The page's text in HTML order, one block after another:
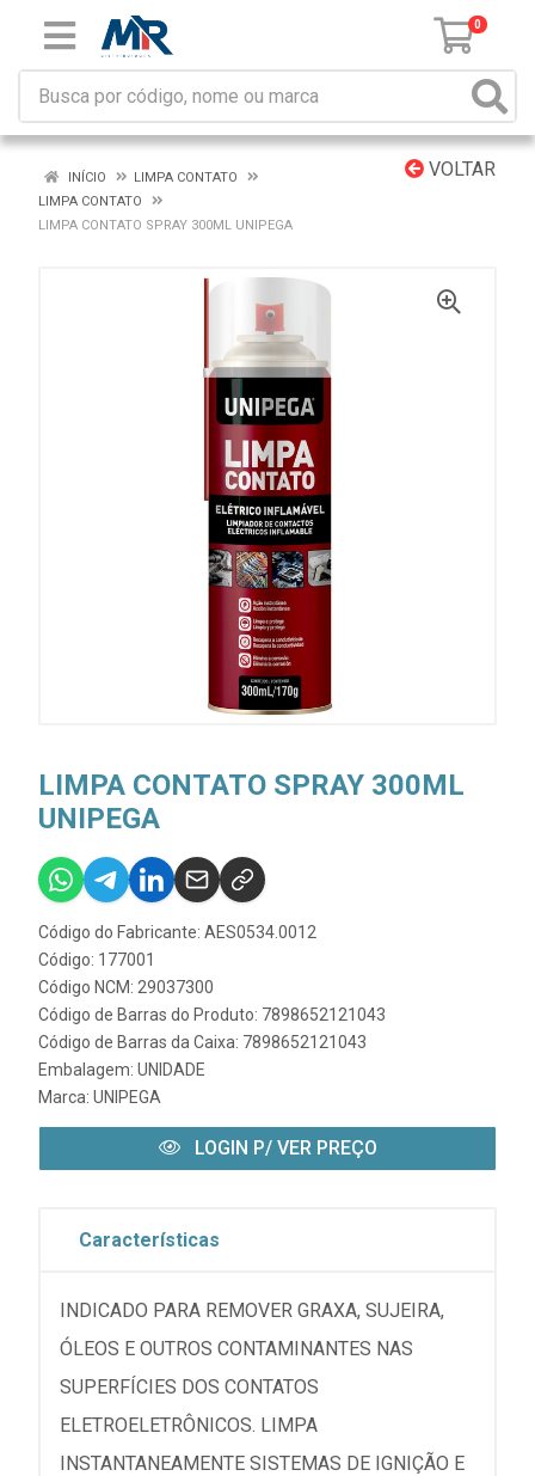
0
VOLTAR
INÍCIO
LIMPA CONTATO
LIMPA CONTATO
LIMPA CONTATO SPRAY 300ML UNIPEGA
LIMPA CONTATO SPRAY 300ML
UNIPEGA
Código do Fabricante: AES0534.0012
Código: 177001
Código NCM: 29037300
Código de Barras do Produto: 7898652121043
Código de Barras da Caixa: 7898652121043
Embalagem: UNIDADE
Marca: UNIPEGA
LOGIN P/ VER PREÇO
Características
INDICADO PARA REMOVER GRAXA, SUJEIRA,
ÓLEOS E OUTROS CONTAMINANTES NAS
SUPERFÍCIES DOS CONTATOS
ELETROELETRÔNICOS. LIMPA
INSTANTANEAMENTE SISTEMAS DE IGNIÇÃO E